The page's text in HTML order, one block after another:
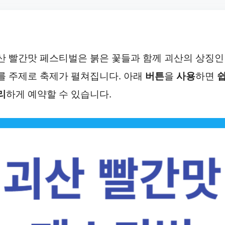
빨간맛 페스티벌은 붉은 꽃들과 함께 괴산의 상징
주제로 축제가 펼쳐집니다. 아래 버튼을 사용하면
하게 예약할 수 있습니다.